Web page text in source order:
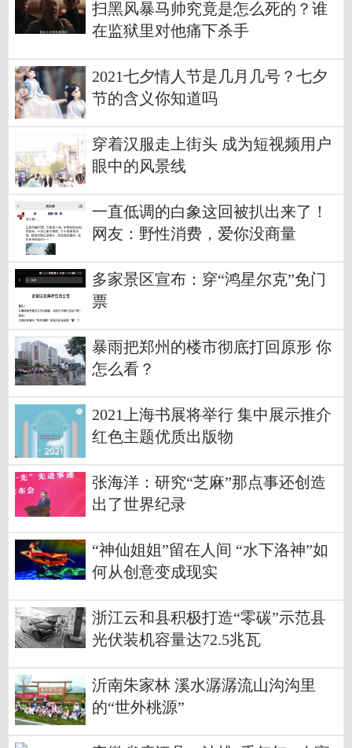
扫黑风暴马帅究竟是怎么死的？谁
在监狱里对他痛下杀手
2021七夕情人节是几月几号？七夕
节的含义你知道吗
穿着汉服走上街头 成为短视频用户
眼中的风景线
一直低调的白象这回被扒出来了！
网友：野性消费，爱你没商量
多家景区宣布：穿“鸿星尔克”免门
票
暴雨把郑州的楼市彻底打回原形 你
怎么看？
2021上海书展将举行 集中展示推介
红色主题优质出版物
张海洋：研究“芝麻”那点事还创造
出了世界纪录
“神仙姐姐”留在人间 “水下洛神”如
何从创意变成现实
浙江云和县积极打造“零碳”示范县
光伏装机容量达72.5兆瓦
沂南朱家林 溪水潺潺流山沟沟里
的“世外桃源”